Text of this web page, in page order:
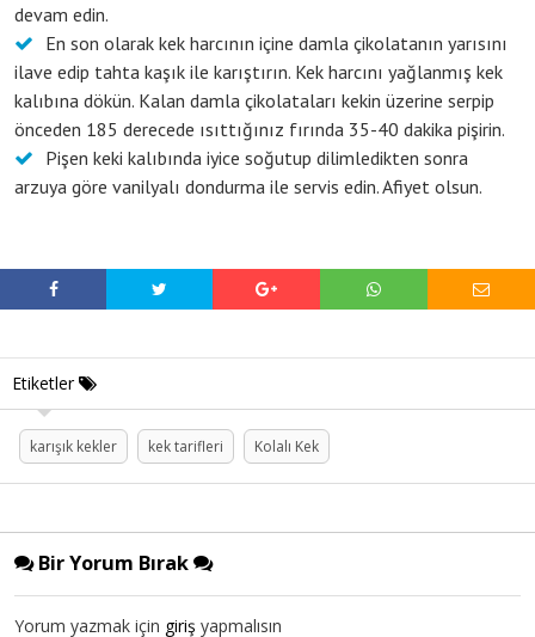
devam edin.
En son olarak kek harcının içine damla çikolatanın yarısını
ilave edip tahta kaşık ile karıştırın. Kek harcını yağlanmış kek
kalıbına dökün. Kalan damla çikolataları kekin üzerine serpip
önceden 185 derecede ısıttığınız fırında 35-40 dakika pişirin.
Pişen keki kalıbında iyice soğutup dilimledikten sonra
arzuya göre vanilyalı dondurma ile servis edin. Afiyet olsun.
Etiketler
karışık kekler kek tarifleri Kolalı Kek
Bir Yorum Bırak
Yorum yazmak için giriş yapmalısın